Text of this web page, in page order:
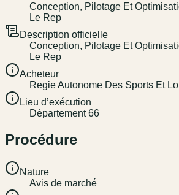
Conception, Pilotage Et
Le Rep
Description officielle
Conception, Pilotage Et
Le Rep
Acheteur
Regie Autonome Des Sports Et
Lieu d’exécution
Département 66
Procédure
Nature
Avis de marché